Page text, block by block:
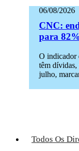
06/08/2026
CNC:
para
O indicador
têm dívidas,
julho,
Todos Os